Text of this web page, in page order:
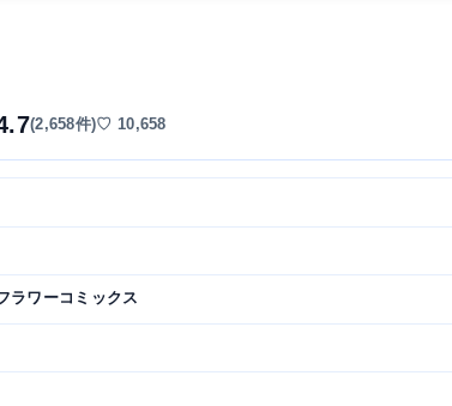
(2,658件)♡ 10,658
ラワーコミックス